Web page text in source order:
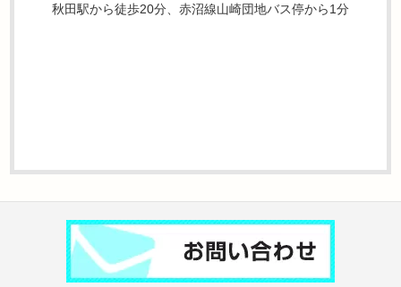
秋田駅から徒歩20分、赤沼線山崎団地バス停から1分